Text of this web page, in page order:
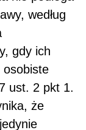
według
gdy ich
osobiste
ust. 2 pkt 1.
że